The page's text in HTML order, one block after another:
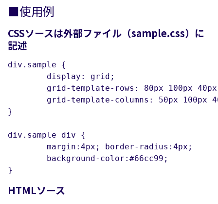
■使用例
CSSソースは外部ファイル（sample.css）に
記述
div.sample {
}
div.sample div {
}
HTMLソース